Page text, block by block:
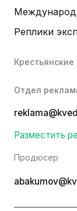
Реплики
Отдел
Разместить
Продюсер